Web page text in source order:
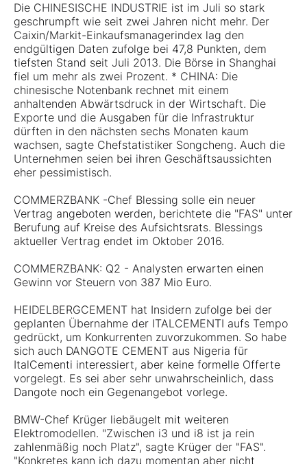
Die CHINESISCHE INDUSTRIE ist im Juli so stark
geschrumpft wie seit zwei Jahren nicht mehr. Der
Caixin/Markit-Einkaufsmanagerindex lag den
endgültigen Daten zufolge bei 47,8 Punkten, dem
tiefsten Stand seit Juli 2013. Die Börse in Shanghai
fiel um mehr als zwei Prozent. * CHINA: Die
chinesische Notenbank rechnet mit einem
anhaltenden Abwärtsdruck in der Wirtschaft. Die
Exporte und die Ausgaben für die Infrastruktur
dürften in den nächsten sechs Monaten kaum
wachsen, sagte Chefstatistiker Songcheng. Auch die
Unternehmen seien bei ihren Geschäftsaussichten
eher pessimistisch.
COMMERZBANK -Chef Blessing solle ein neuer
Vertrag angeboten werden, berichtete die "FAS" unter
Berufung auf Kreise des Aufsichtsrats. Blessings
aktueller Vertrag endet im Oktober 2016.
COMMERZBANK: Q2 - Analysten erwarten einen
Gewinn vor Steuern von 387 Mio Euro.
HEIDELBERGCEMENT hat Insidern zufolge bei der
geplanten Übernahme der ITALCEMENTI aufs Tempo
gedrückt, um Konkurrenten zuvorzukommen. So habe
sich auch DANGOTE CEMENT aus Nigeria für
ItalCementi interessiert, aber keine formelle Offerte
vorgelegt. Es sei aber sehr unwahrscheinlich, dass
Dangote noch ein Gegenangebot vorlege.
BMW-Chef Krüger liebäugelt mit weiteren
Elektromodellen. "Zwischen i3 und i8 ist ja rein
zahlenmäßig noch Platz", sagte Krüger der "FAS".
"Konkretes kann ich dazu momentan aber nicht